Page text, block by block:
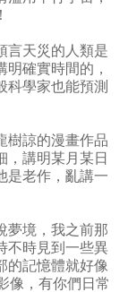
言天災的人類是
確實時間的，
科學家也能預測
樹諒的漫畫作品
，講明某月某日
是老作，亂講一
夢境，我之前那
不時見到一些異
的記憶體就好像
像，有你們日常